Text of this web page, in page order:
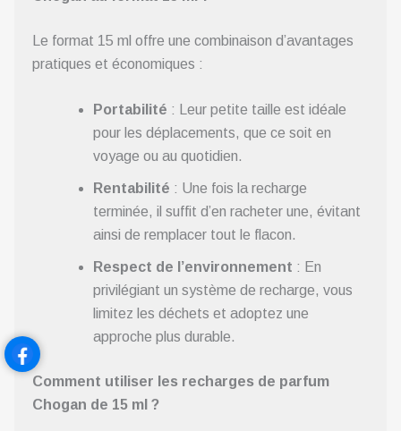
Le format 15 ml offre une combinaison d’avantages
pratiques et économiques :
Portabilité : Leur petite taille est idéale
pour les déplacements, que ce soit en
voyage ou au quotidien.
Rentabilité : Une fois la recharge
terminée, il suffit d’en racheter une, évitant
ainsi de remplacer tout le flacon.
Respect de l’environnement : En
privilégiant un système de recharge, vous
limitez les déchets et adoptez une
approche plus durable.
Comment utiliser les recharges de parfum
Chogan de 15 ml ?